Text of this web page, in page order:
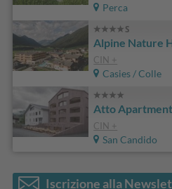
Perca
Alpine Nature
CIN +
Casies / Colle
Atto
CIN +
San Candido
Iscrizione alla